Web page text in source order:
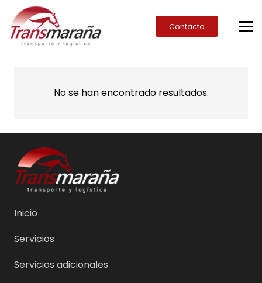
Contacto
No se han encontrado resultados.
Inicio
Servicios
Servicios adicionales